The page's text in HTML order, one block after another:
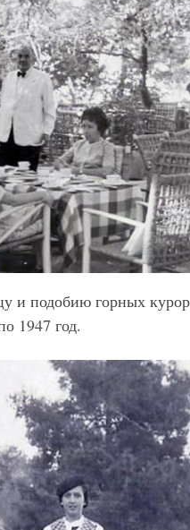
и подобию горных
1947 год.